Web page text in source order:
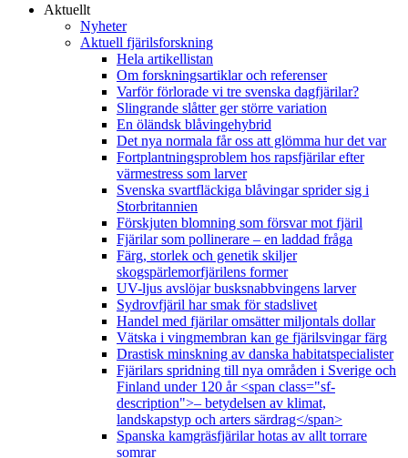
Aktuellt
Nyheter
Aktuell fjärilsforskning
Hela artikellistan
Om forskningsartiklar och referenser
Varför förlorade vi tre svenska dagfjärilar?
Slingrande slåtter ger större variation
En öländsk blåvingehybrid
Det nya normala får oss att glömma hur det var
Fortplantningsproblem hos rapsfjärilar efter
värmestress som larver
Svenska svartfläckiga blåvingar sprider sig i
Storbritannien
Förskjuten blomning som försvar mot fjäril
Fjärilar som pollinerare – en laddad fråga
Färg, storlek och genetik skiljer
skogspärlemorfjärilens former
UV-ljus avslöjar busksnabbvingens larver
Sydrovfjäril har smak för stadslivet
Handel med fjärilar omsätter miljontals dollar
Vätska i vingmembran kan ge fjärilsvingar färg
Drastisk minskning av danska habitatspecialister
Fjärilars spridning till nya områden i Sverige och
Finland under 120 år <span class="sf-
description">– betydelsen av klimat,
landskapstyp och arters särdrag</span>
Spanska kamgräsfjärilar hotas av allt torrare
somrar